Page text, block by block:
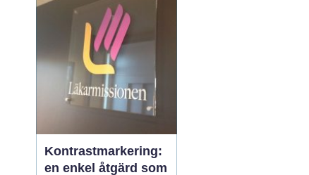
Kontrastmarkering:
en enkel åtgärd som